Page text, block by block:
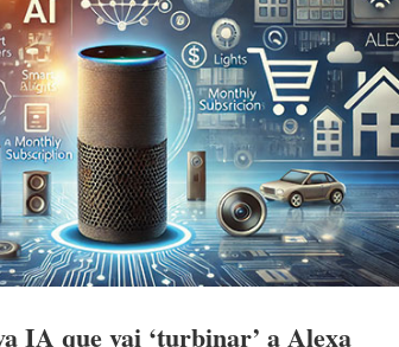
IA que vai ‘turbinar’ a Alexa